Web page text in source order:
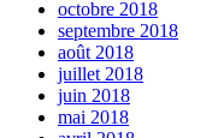
octobre 2018
septembre 2018
août 2018
juillet 2018
juin 2018
mai 2018